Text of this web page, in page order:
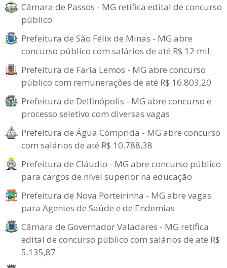
Câmara de Passos - MG retifica edital de concurso
público
Prefeitura de São Félix de Minas - MG abre
concurso público com salários de até R$ 12 mil
Prefeitura de Faria Lemos - MG abre concurso
público com remunerações de até R$ 16.803,20
Prefeitura de Delfinópolis - MG abre concurso e
processo seletivo com diversas vagas
Prefeitura de Água Comprida - MG abre concurso
com salários de até R$ 10.788,38
Prefeitura de Cláudio - MG abre concurso público
para cargos de nível superior na educação
Prefeitura de Nova Porteirinha - MG abre vagas
para Agentes de Saúde e de Endemias
Câmara de Governador Valadares - MG retifica
edital de concurso público com salários de até R$
5.135,87